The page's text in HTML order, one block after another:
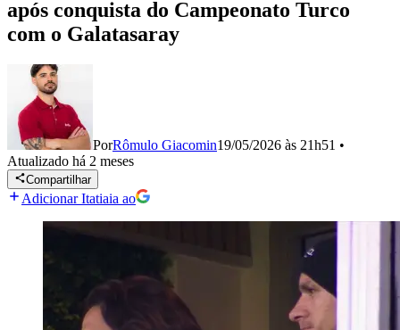
após conquista do Campeonato Turco
com o Galatasaray
PorRômulo Giacomin19/05/2026 às 21h51 •
Atualizado há 2 meses
Compartilhar
Adicionar Itatiaia ao